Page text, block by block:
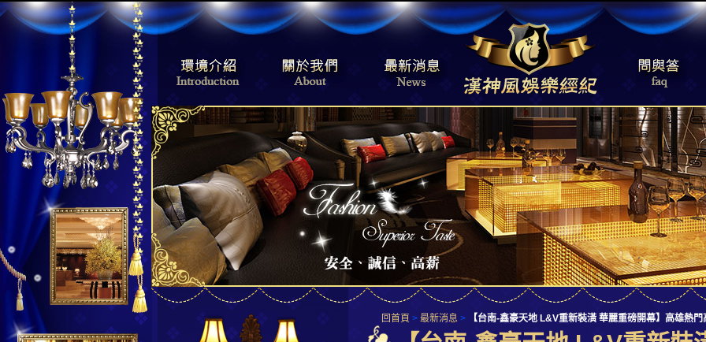
回首頁 > 最新消息 > 【台南-鑫豪天地 L&V重新裝潢 華麗重磅開幕】高雄熱